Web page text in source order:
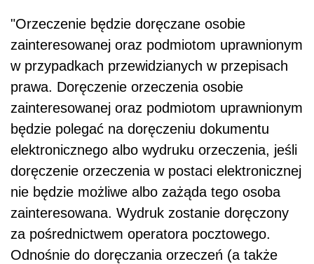
"Orzeczenie będzie doręczane osobie
zainteresowanej oraz podmiotom uprawnionym
w przypadkach przewidzianych w przepisach
prawa. Doręczenie orzeczenia osobie
zainteresowanej oraz podmiotom uprawnionym
będzie polegać na doręczeniu dokumentu
elektronicznego albo wydruku orzeczenia, jeśli
doręczenie orzeczenia w postaci elektronicznej
nie będzie możliwe albo zażąda tego osoba
zainteresowana. Wydruk zostanie doręczony
za pośrednictwem operatora pocztowego.
Odnośnie do doręczania orzeczeń (a także